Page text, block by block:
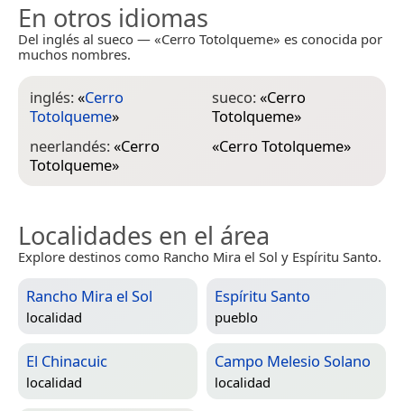
En otros idiomas
Del inglés al sueco — «Cerro Totolqueme» es conocida por
muchos nombres.
inglés:«Cerro
Totolqueme»
neerlandés:«Cerro
Totolqueme»
sueco:«Cerro
Totolqueme»
«Cerro Totolqueme»
Localidades en el área
Explore destinos como Rancho Mira el Sol y Espíritu Santo.
Rancho Mira el Sol
localidad
Espíritu Santo
pueblo
El Chinacuic
localidad
Campo Melesio Solano
localidad